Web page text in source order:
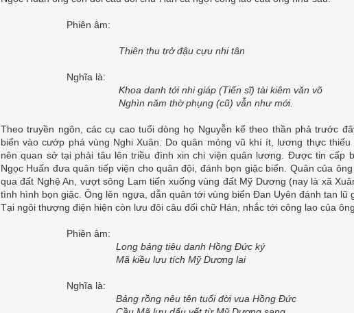
Phiên âm:
Thiên thu trở đậu cựu nhi tân
Nghĩa là:
Khoa danh tới nhi giáp (Tiến sĩ) tài kiêm văn võ
Nghìn năm thờ phụng (cũ) vẫn như mới.
Theo truyền ngôn, các cụ cao tuổi dòng họ Nguyễn kể theo thần phả trước
biển vào cướp phá vùng Nghi Xuân. Do quân mỏng vũ khí ít, lương thực
nên quan sở tại phải tâu lên triều đình xin chi viện quân lương. Được tin cấp
Ngọc Huấn đưa quân tiếp viện cho quân đội, đánh bọn giặc biển. Quân của
qua đất Nghệ An, vượt sông Lam tiến xuống vùng đất Mỹ Dương (nay là xã
tình hình bọn giặc. Ông lên ngựa, dẫn quân tới vùng biển Đan Uyên đánh tan lũ
Tại ngôi thượng điện hiện còn lưu đôi câu đối chữ Hán, nhắc tới công lao của
Phiên âm:
Long bảng tiêu danh Hồng Đức ký
Mã kiều lưu tích Mỹ Dương lai
Nghĩa là:
Bảng rồng nêu tên tuổi đời vua Hồng Đức